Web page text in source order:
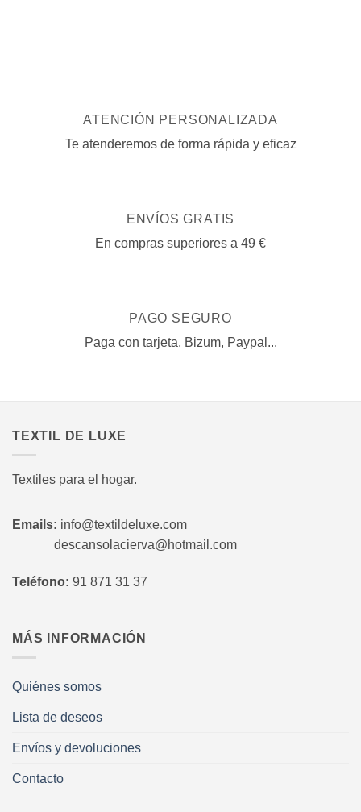
ATENCIÓN PERSONALIZADA
Te atenderemos de forma rápida y eficaz
ENVÍOS GRATIS
En compras superiores a 49 €
PAGO SEGURO
Paga con tarjeta, Bizum, Paypal...
TEXTIL DE LUXE
Textiles para el hogar.
Emails: info@textildeluxe.com
descansolacierva@hotmail.com
Teléfono: 91 871 31 37
MÁS INFORMACIÓN
Quiénes somos
Lista de deseos
Envíos y devoluciones
Contacto